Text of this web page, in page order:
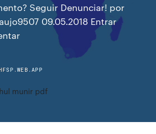
Seguir Denunciar! por
09.05.2018 Entrar
munir pdf